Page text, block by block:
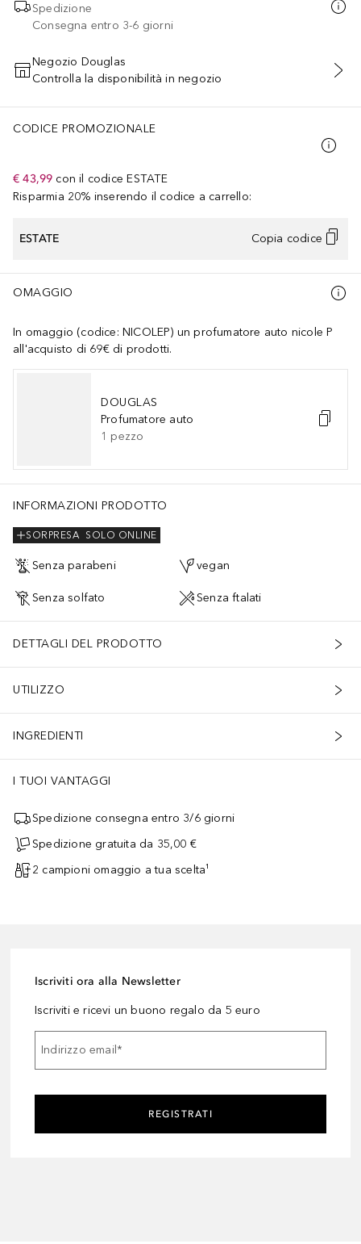
Spedizione
Consegna entro 3-6 giorni
AGGIUNGI AL CARRELLO
Negozio Douglas
Controlla la disponibilità in negozio
CODICE PROMOZIONALE
€ 43,99 con il codice ESTATE
Risparmia 20% inserendo il codice a carrello:
ESTATE Copia codice
OMAGGIO
In omaggio (codice: NICOLEP) un profumatore auto nicole P
all'acquisto di 69€ di prodotti.
DOUGLAS
Profumatore auto
1 pezzo
INFORMAZIONI PRODOTTO
SOLO ONLINE
SORPRESA
Senza parabeni vegan
Senza solfato Senza ftalati
DETTAGLI DEL PRODOTTO
UTILIZZO
INGREDIENTI
I TUOI VANTAGGI
Spedizione consegna entro 3/6 giorni
Spedizione gratuita da 35,00 €
2 campioni omaggio a tua scelta¹
Iscriviti ora alla Newsletter
Iscriviti e ricevi un buono regalo da 5 euro
Indirizzo email*
REGISTRATI